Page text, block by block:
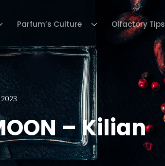
Parfum’s Culture Olfactory Tips
– Kilian